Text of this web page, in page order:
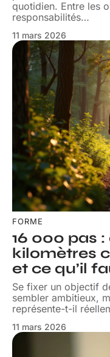
quotidien. Entre les
responsabilités…
11 mars 2026
FORME
16 000 pas
kilomètres
et ce qu’il
Se fixer un objectif
sembler ambitieux,
représente-t-il
11 mars 2026